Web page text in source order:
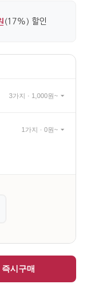
(17%) 할인
3가지 · 1,000원~
1가지 · 0원~
즉시구매